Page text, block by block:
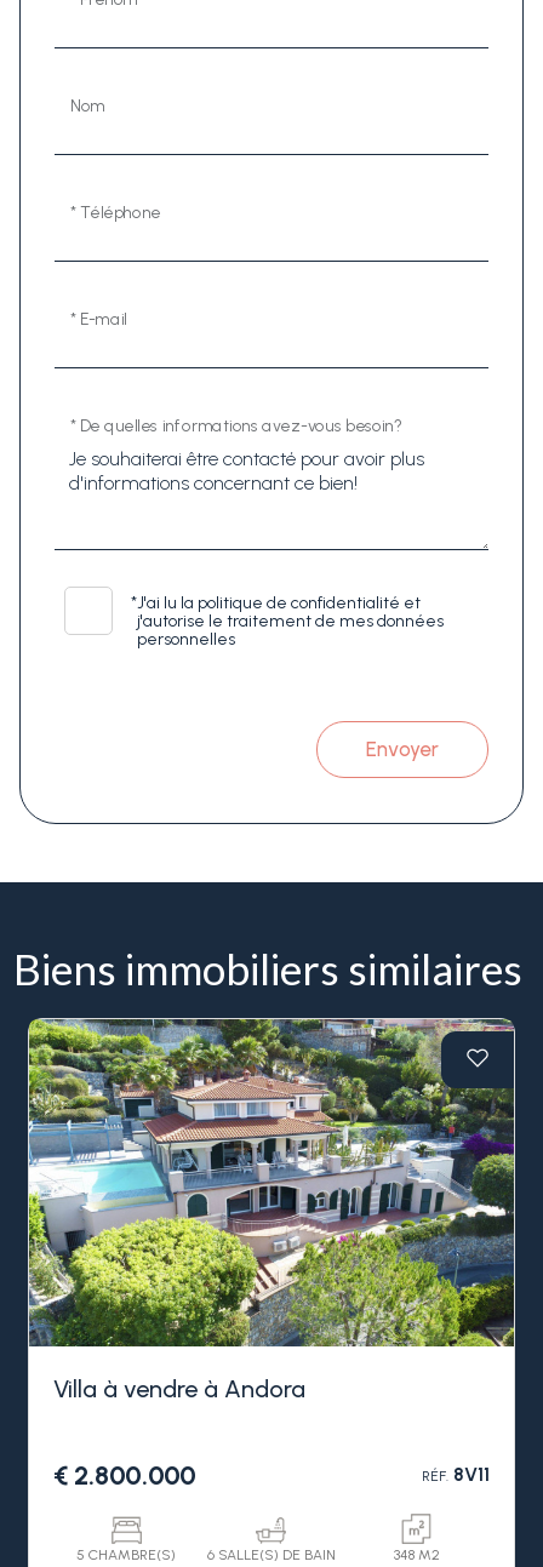
Nom
* Téléphone
* E-mail
* De quelles informations avez-vous besoin?
*J'ai lu la politique de confidentialité et
j'autorise le traitement de mes données
personnelles
Envoyer
Biens immobiliers similaires
Villa à vendre à Andora
€ 2.800.000 RÉF.8V11
5 CHAMBRE(S) 6 SALLE(S) DE BAIN 348 M2